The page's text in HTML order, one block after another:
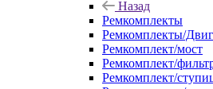
Назад
Ремкомплекты
Ремкомплекты/
Ремкомплект/мост
Ремкомплект/
Ремкомплект/